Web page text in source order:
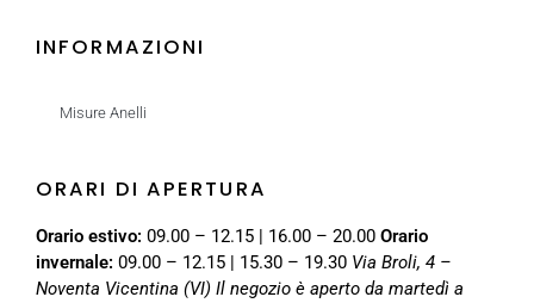
INFORMAZIONI
Misure Anelli
ORARI DI APERTURA
Orario estivo: 09.00 – 12.15 | 16.00 – 20.00 Orario
invernale: 09.00 – 12.15 | 15.30 – 19.30 Via Broli, 4 –
Noventa Vicentina (VI) Il negozio è aperto da martedì a